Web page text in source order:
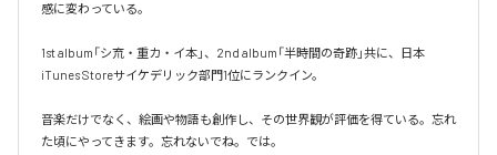
感に変わっている。
1st album「シ㐬・重カ・イ本」、2nd album「半時間の奇跡」共に、日本
iTunes Storeサイケデリック部門1位にランクイン。
音楽だけでなく、絵画や物語も創作し、その世界観が評価を得ている。忘れ
た頃にやってきます。忘れないでね。では。